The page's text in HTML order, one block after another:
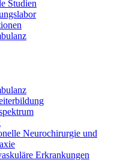
Studien
Neurochirurgie und
Erkrankungen